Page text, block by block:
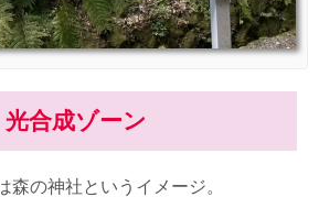
合成ゾーン
森の神社というイメージ。